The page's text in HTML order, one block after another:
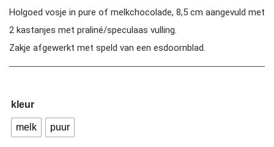
Holgoed vosje in pure of melkchocolade, 8,5 cm aangevuld met
2 kastanjes met praliné/speculaas vulling.
Zakje afgewerkt met speld van een esdoornblad.
kleur
melk puur